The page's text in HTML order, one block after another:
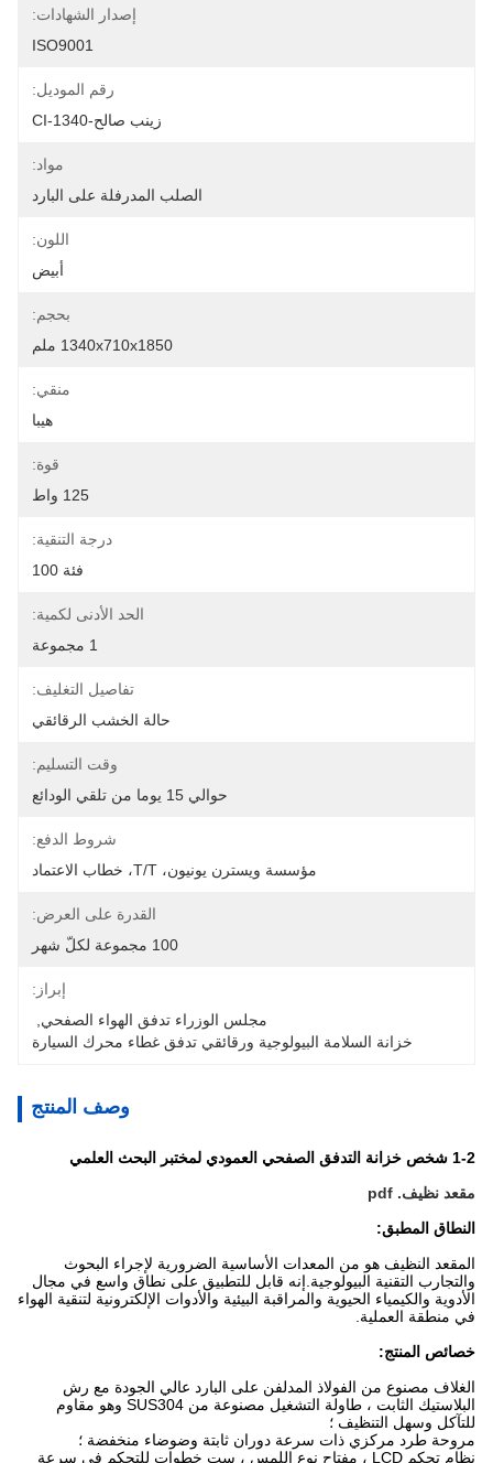
إصدار الشهادات:
ISO9001
رقم الموديل:
زينب صالح-CI-1340
مواد:
الصلب المدرفلة على البارد
اللون:
أبيض
بحجم:
1340x710x1850 ملم
منقي:
هيبا
قوة:
125 واط
درجة التنقية:
فئة 100
الحد الأدنى لكمية:
1 مجموعة
تفاصيل التغليف:
حالة الخشب الرقائقي
وقت التسليم:
حوالي 15 يوما من تلقي الودائع
شروط الدفع:
مؤسسة ويسترن يونيون، T/T، خطاب الاعتماد
القدرة على العرض:
100 مجموعة لكلّ شهر
إبراز:
مجلس الوزراء تدفق الهواء الصفحي
خزانة السلامة البيولوجية ورقائقي تدفق غطاء محرك السيارة
وصف المنتج
1-2 شخص خزانة التدفق الصفحي العمودي لمختبر البحث العلمي
مقعد نظيف. pdf
النطاق المطبق:
المقعد النظيف هو من المعدات الأساسية الضرورية لإجراء البحوث
والتجارب التقنية البيولوجية.إنه قابل للتطبيق على نطاق واسع في مجال
الأدوية والكيمياء الحيوية والمراقبة البيئية والأدوات الإلكترونية لتنقية الهواء
في منطقة العملية.
خصائص المنتج:
الغلاف مصنوع من الفولاذ المدلفن على البارد عالي الجودة مع رش
البلاستيك الثابت ، طاولة التشغيل مصنوعة من SUS304 وهو مقاوم
للتآكل وسهل التنظيف ؛
مروحة طرد مركزي ذات سرعة دوران ثابتة وضوضاء منخفضة ؛
نظام تحكم LCD ، مفتاح نوع اللمس ، ست خطوات للتحكم في سرعة